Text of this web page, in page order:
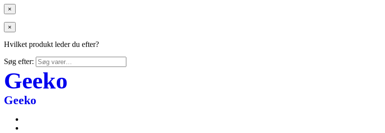
×
×
Hvilket produkt leder du efter?
Søg efter:
Geeko
Geeko